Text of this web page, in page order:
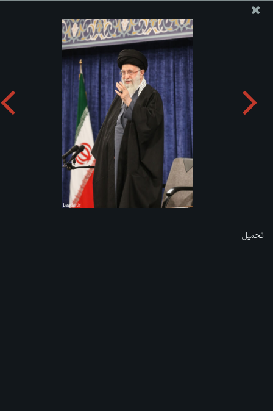
موقع مکتب سماحة القائد آية الله العظمى الخامنئي
تحميل الألبوم:
تحميل